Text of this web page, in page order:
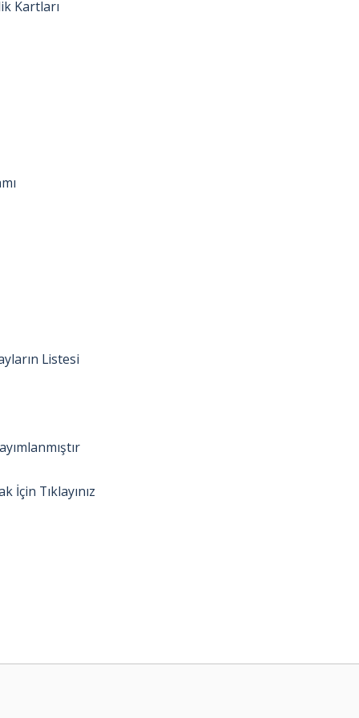
Kartları
Listesi
İçin Tıklayınız